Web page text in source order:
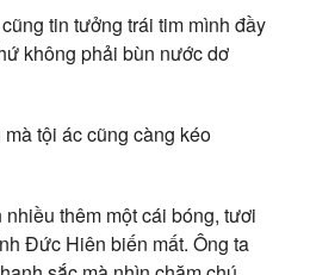
tin tưởng trái tim mình đầy
không phải bùn nước dơ
tội ác cũng càng kéo
thêm một cái bóng, tươi
Đức Hiên biến mất. Ông ta